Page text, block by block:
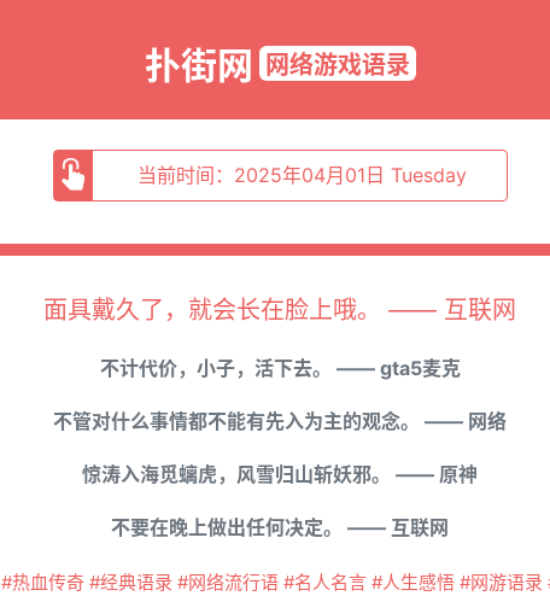
扑街网 网络游戏语录
当前时间：2025年04月01日 Tuesday
面具戴久了，就会长在脸上哦。 —— 互联网
不计代价，小子，活下去。 —— gta5麦克
不管对什么事情都不能有先入为主的观念。 —— 网络
惊涛入海觅螭虎，风雪归山斩妖邪。 —— 原神
不要在晚上做出任何决定。 —— 互联网
#热血传奇 #经典语录 #网络流行语 #名人名言 #人生感悟 #网游语录